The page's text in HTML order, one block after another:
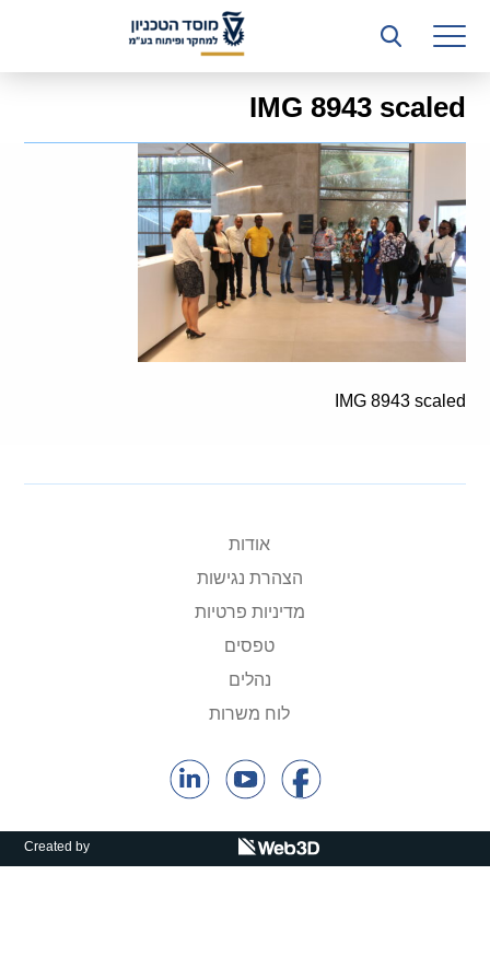
רשות המחקר
היחידה העסקית (T3)
קשרי תעשייה
ביה”ס ללימודי המשך
המכון הישראלי לטכנולוגיות ייצור חומרים
משאבי אנוש
כספים וכלכלה
IMG 8943 scaled
IMG 8943 scaled
אודות
הצהרת נגישות
מדיניות פרטיות
טפסים
נהלים
לוח משרות
Created by